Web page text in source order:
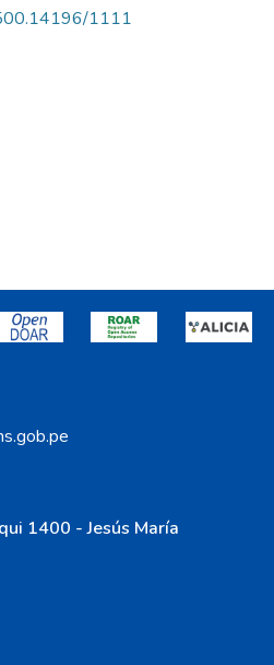
1111
1400 - Jesús María